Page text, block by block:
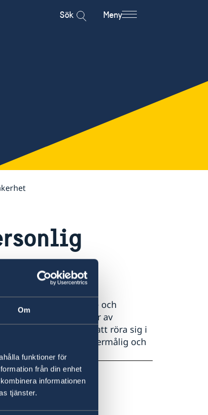
Om
funktioner för
från din enhet
informationen
tjänster.
Sök Meny
städerna Lilongwe och
att bära stora summor av
bör man undvika att röra sig i
är undermålig och